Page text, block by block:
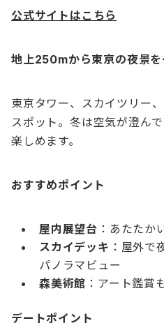
公式サイトはこちら
地上250mから東京の夜景を
東京タワー、スカイツリー
スポット。冬は空気が澄ん
楽しめます。
おすすめポイント
屋内展望台 ：あたたか
スカイデッキ ：屋外で
パノラマビュー
森美術館 ：アート鑑賞
デートポイント